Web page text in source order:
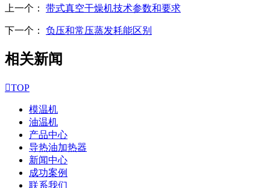
上一个： 带式真空干燥机技术参数和要求
下一个： 负压和常压蒸发耗能区别
相关新闻
TOP
模温机
油温机
产品中心
导热油加热器
新闻中心
成功案例
联系我们